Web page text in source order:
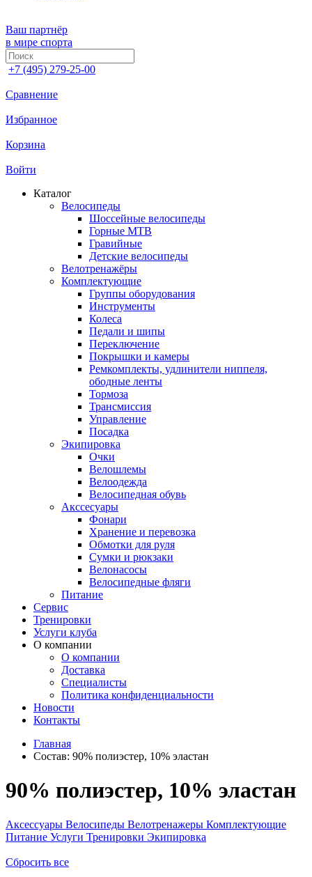
Ваш партнёр
в мире спорта
+7 (495) 279-25-00
Сравнение
Избранное
Корзина
Войти
Каталог
Велосипеды
Шоссейные велосипеды
Горные МTB
Гравийные
Детские велосипеды
Велотренажёры
Комплектующие
Группы оборудования
Инструменты
Колеса
Педали и шипы
Переключение
Покрышки и камеры
Ремкомплекты, удлинители ниппеля,
ободные ленты
Тормоза
Трансмиссия
Управление
Посадка
Экипировка
Очки
Велошлемы
Велоодежда
Велосипедная обувь
Акссесуары
Фонари
Хранение и перевозка
Обмотки для руля
Сумки и рюкзаки
Велонасосы
Велосипедные фляги
Питание
Сервис
Тренировки
Услуги клуба
О компании
О компании
Доставка
Специалисты
Политика конфиденциальности
Новости
Контакты
Главная
Состав: 90% полиэстер, 10% эластан
90% полиэстер, 10% эластан
Аксессуары Велосипеды Велотренажеры Комплектующие
Питание Услуги Тренировки Экипировка
Сбросить все